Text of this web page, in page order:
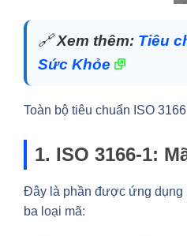
🔗Xem thêm: Tiêu
Sức Khỏe
Toàn bộ tiêu chuẩn ISO
1. ISO 3166-1:
Đây là phần được ứng dụng
ba loại mã: